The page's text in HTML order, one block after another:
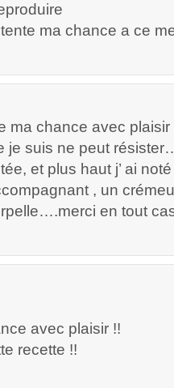
ma chance a ce
ma chance avec
je suis ne peut
et plus haut j’ ai
, un
en tout
avec plaisir !!
recette !!